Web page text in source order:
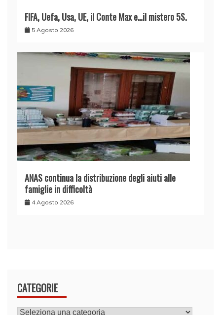
FIFA, Uefa, Usa, UE, il Conte Max e…il mistero 5S.
5 Agosto 2026
ANAS continua la distribuzione degli aiuti alle
famiglie in difficoltà
4 Agosto 2026
CATEGORIE
CATEGORIE